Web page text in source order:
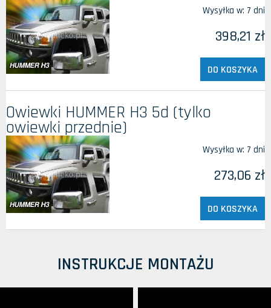
Wysyłka w: 7 dni
398,21 zł
DO KOSZYKA
Owiewki HUMMER H3 5d (tylko
owiewki przednie)
Wysyłka w: 7 dni
273,06 zł
DO KOSZYKA
INSTRUKCJE MONTAŻU